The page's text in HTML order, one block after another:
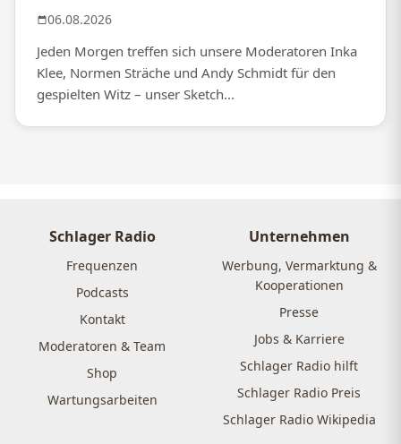
06.08.2026
Jeden Morgen treffen sich unsere Moderatoren Inka
Klee, Normen Sträche und Andy Schmidt für den
gespielten Witz – unser Sketch...
Schlager Radio
Frequenzen
Podcasts
Kontakt
Moderatoren & Team
Shop
Wartungsarbeiten
Unternehmen
Werbung, Vermarktung &
Kooperationen
Presse
Jobs & Karriere
Schlager Radio hilft
Schlager Radio Preis
Schlager Radio Wikipedia